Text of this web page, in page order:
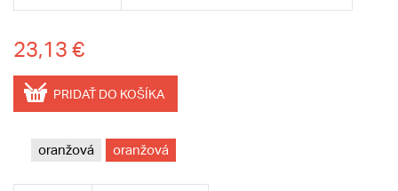
23,13 €
PRIDAŤ DO KOŠÍKA
oranžová oranžová